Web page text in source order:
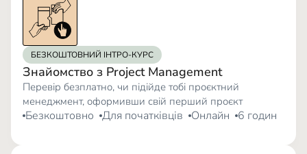
БЕЗКОШТОВНИЙ ІНТРО-КУРС
Знайомство з Project Management
Перевір безплатно, чи підійде тобі проєктний
менеджмент, оформивши свій перший проєкт
Безкоштовно Для початківців Онлайн 6 годин